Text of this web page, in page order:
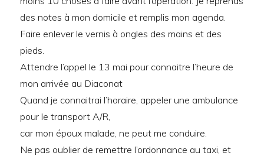
des notes à mon domicile et remplis mon agenda.
Faire enlever le vernis à ongles des mains et des
pieds.
Attendre l’appel le 13 mai pour connaitre l’heure de
mon arrivée au Diaconat
Quand je connaitrai l’horaire, appeler une ambulance
pour le transport A/R,
car mon époux malade, ne peut me conduire.
Ne pas oublier de remettre l’ordonnance au taxi, et